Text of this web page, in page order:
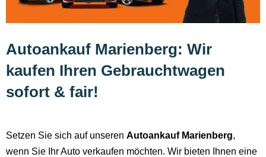
Autoankauf Marienberg: Wir
kaufen Ihren Gebrauchtwagen
sofort & fair!
Setzen Sie sich auf unseren Autoankauf Marienberg,
wenn Sie Ihr Auto verkaufen möchten. Wir bieten Ihnen eine